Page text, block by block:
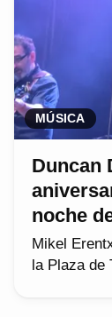
MÚSICA
Duncan
noche
Mikel
la Plaza de